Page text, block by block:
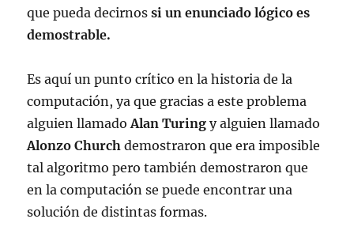
que pueda decirnossi un enunciado lógico es
demostrable.
Es aquí un punto crítico en la historia de la
computación, ya que gracias a este problema
alguien llamadoAlan Turing y alguien llamado
Alonzo Church demostraron que era imposible
tal algoritmo pero también demostraron que
en la computación se puede encontrar una
solución de distintas formas.